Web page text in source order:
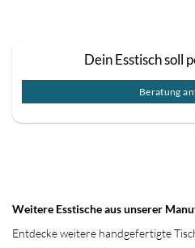
Dein Esstisch soll
Beratung
Weitere Esstische aus unserer
Entdecke weitere handgefertigte